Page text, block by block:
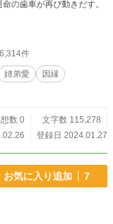
の歯車が再び動きだす。
件
姉弟愛
因縁
数 0
文字数 115,278
登録日 2024.01.27
お気に入り追加 7